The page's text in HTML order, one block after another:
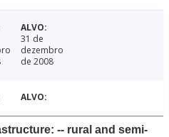
31 de
dezembro
de 2008
-- rural and semi-